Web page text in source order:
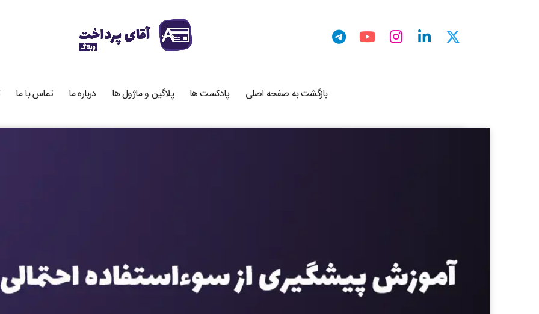
بازگشت به صفحه اصلی پادکست ها پلاگین و ماژول ها درباره ما تماس با ما